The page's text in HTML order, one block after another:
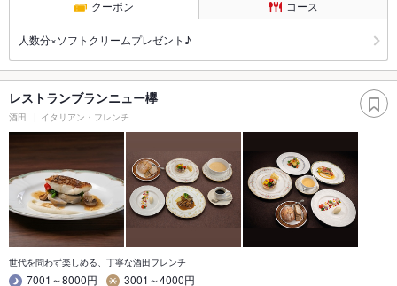
クーポン コース
人数分×ソフトクリームプレゼント♪
レストランブランニュー欅
酒田 イタリアン・フレンチ
世代を問わず楽しめる、丁寧な酒田フレンチ
7001～8000円
3001～4000円